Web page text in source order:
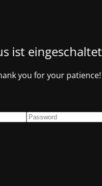
ist eingeschaltet
you for your patience!